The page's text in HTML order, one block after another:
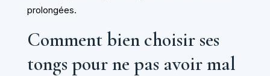
prolongées.
Comment bien choisir ses
tongs pour ne pas avoir mal